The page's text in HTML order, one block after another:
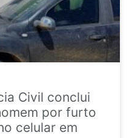
Civil conclui
por furto
celular em